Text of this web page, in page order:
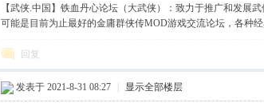
【武侠.中国】铁血丹心论坛（大武侠）：致力于推广和发展
可能是目前为止最好的金庸群侠传MOD游戏交流论坛，各种
回复
发表于 2021-8-31 08:27 显示全部楼层